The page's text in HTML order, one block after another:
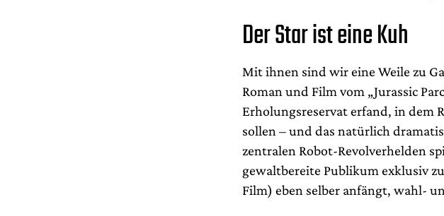
Der Star ist eine Kuh
Mit ihnen sind wir eine Weile zu
Roman und Film vom „Jurassic
Erholungsreservat erfand, in dem
sollen – und das natürlich
zentralen Robot-Revolverhelden
gewaltbereite Publikum exklusiv
Film) eben selber anfängt, wahl-